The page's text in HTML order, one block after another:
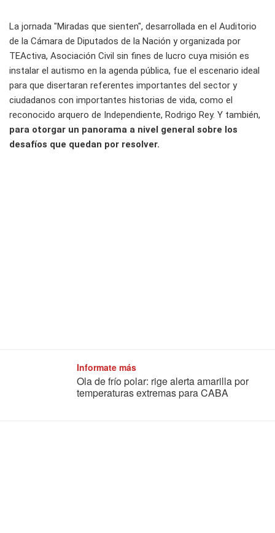
La jornada "Miradas que sienten", desarrollada en el Auditorio
de la Cámara de Diputados de la Nación y organizada por
TEActiva, Asociación Civil sin fines de lucro cuya misión es
instalar el autismo en la agenda pública, fue el escenario ideal
para que disertaran referentes importantes del sector y
ciudadanos con importantes historias de vida, como el
reconocido arquero de Independiente, Rodrigo Rey. Y también,
para otorgar un panorama a nivel general sobre los
desafíos que quedan por resolver.
Informate más
Ola de frío polar: rige alerta amarilla por
temperaturas extremas para CABA